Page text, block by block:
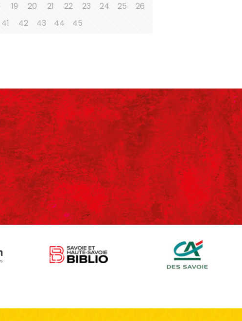
19 20 21 22 23 24 25
26
41 42 43 44
45